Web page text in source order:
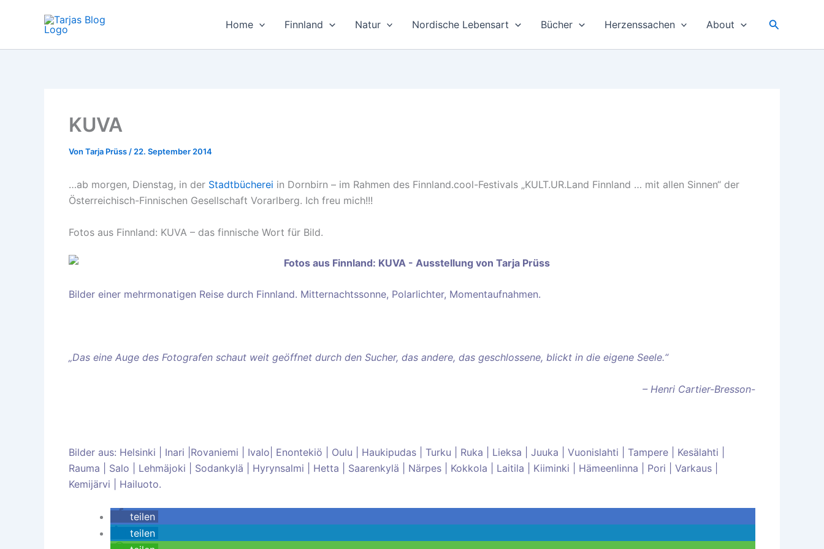
Home Finnland Natur Nordische Lebensart Bücher Herzenssachen About Suchen
KUVA
Von Tarja Prüss / 22. September 2014
…ab morgen, Dienstag, in der Stadtbücherei in Dornbirn – im Rahmen des Finnland.cool-Festivals „KULT.UR.Land Finnland … mit allen Sinnen“ der
Österreichisch-Finnischen Gesellschaft Vorarlberg. Ich freu mich!!!
Fotos aus Finnland: KUVA – das finnische Wort für Bild.
Bilder einer mehrmonatigen Reise durch Finnland. Mitternachtssonne, Polarlichter, Momentaufnahmen.
„Das eine Auge des Fotografen schaut weit geöffnet durch den Sucher, das andere, das geschlossene, blickt in die eigene Seele.“
– Henri Cartier-Bresson-
Bilder aus: Helsinki | Inari |Rovaniemi | Ivalo| Enontekiö | Oulu | Haukipudas | Turku | Ruka | Lieksa | Juuka | Vuonislahti | Tampere | Kesälahti |
Rauma | Salo | Lehmäjoki | Sodankylä | Hyrynsalmi | Hetta | Saarenkylä | Närpes | Kokkola | Laitila | Kiiminki | Hämeenlinna | Pori | Varkaus |
Kemijärvi | Hailuoto.
teilen
teilen